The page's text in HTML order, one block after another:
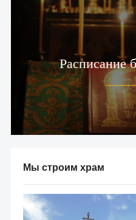
Расписание
Мы строим храм